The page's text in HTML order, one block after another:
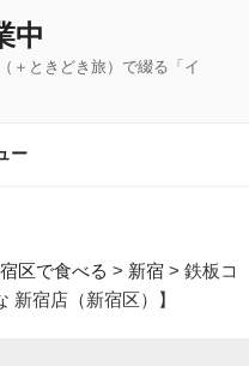
中
＋ときどき旅）で綴る「イ
ー
区で食べる > 新宿 > 鉄板コ
新宿店（新宿区）】